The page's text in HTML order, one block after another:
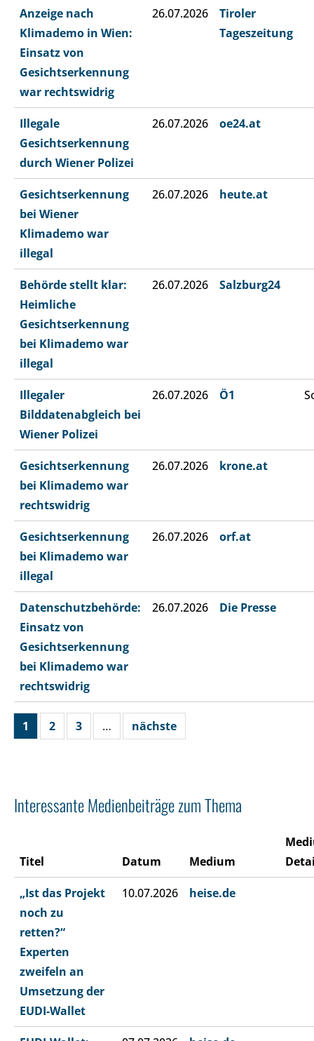
Anzeige nach
Klimademo in Wien:
Einsatz von
Gesichtserkennung
war rechtswidrig
26.07.2026
Tiroler
Tageszeitung
Illegale
Gesichtserkennung
durch Wiener Polizei
26.07.2026 oe24.at
Gesichtserkennung
bei Wiener
Klimademo war
illegal
26.07.2026 heute.at
Behörde stellt klar:
Heimliche
Gesichtserkennung
bei Klimademo war
illegal
26.07.2026 Salzburg24
Illegaler
Bilddatenabgleich bei
Wiener Polizei
26.07.2026 Ö1
Gesichtserkennung
bei Klimademo war
rechtswidrig
26.07.2026 krone.at
Gesichtserkennung
bei Klimademo war
illegal
26.07.2026 orf.at
Datenschutzbehörde:
Einsatz von
Gesichtserkennung
bei Klimademo war
rechtswidrig
26.07.2026 Die Presse
1 2 3 … nächste
Interessante Medienbeiträge zum Thema
Titel Datum Medium
„Ist das Projekt
noch zu
retten?“
Experten
zweifeln an
Umsetzung der
EUDI-Wallet
10.07.2026 heise.de